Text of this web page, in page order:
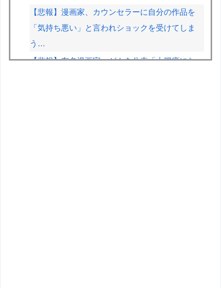
【悲報】漫画家、カウンセラーに自分の作品を
「気持ち悪い」と言われショックを受けてしま
う…
【悲報】有名漫画家、がんを公表「大腸癌になっ